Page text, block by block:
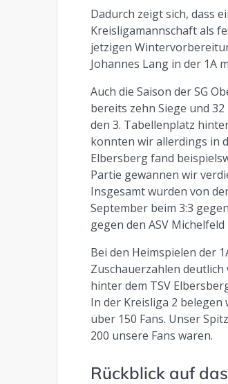
Dadurch zeigt sich, dass
Kreisligamannschaft als
jetzigen
Johannes Lang in der 1A
Auch die Saison der SG
bereits zehn Siege und
den 3. Tabellenplatz
konnten wir allerdings in
Elbersberg fand
Partie gewannen wir
Insgesamt wurden von
September beim 3:3
gegen den ASV Michelfeld
Bei den Heimspielen der
Zuschauerzahlen deutlich
hinter dem TSV
In der Kreisliga 2
über 150 Fans. Unser
200 unsere Fans waren.
Rückblick auf